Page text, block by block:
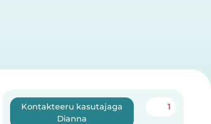
Kontakteeru kasutajaga
Dianna
1